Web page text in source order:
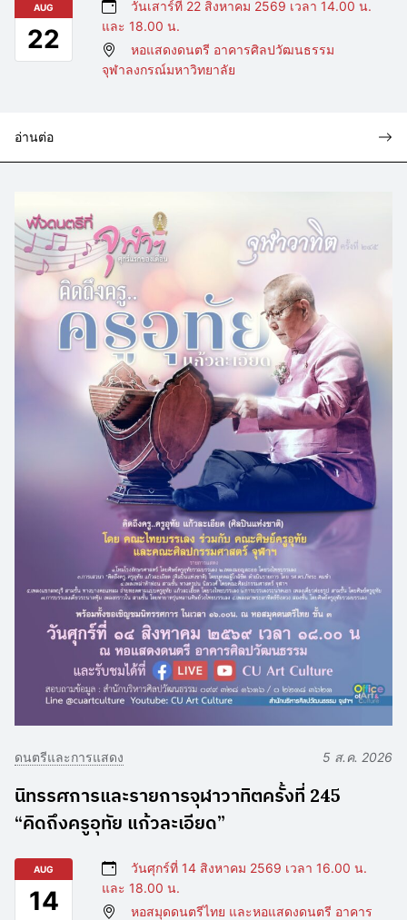
AUG
22
วันเสาร์ที่ 22 สิงหาคม 2569 เวลา 14.00 น.
และ 18.00 น.
หอแสดงดนตรี อาคารศิลปวัฒนธรรม
จุฬาลงกรณ์มหาวิทยาลัย
อ่านต่อ
ดนตรีและการแสดง 5 ส.ค. 2026
นิทรรศการและรายการจุฬาวาทิตครั้งที่ 245
“คิดถึงครูอุทัย แก้วละเอียด”
AUG
14
วันศุกร์ที่ 14 สิงหาคม 2569 เวลา 16.00 น.
และ 18.00 น.
หอสมุดดนตรีไทย และหอแสดงดนตรี อาคาร